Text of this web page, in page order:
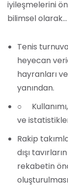
iyileşmelerini
bilimsel olarak…
Tenis
heyecan
hayranları
yanından.
○
ve
Rakip
dışı
rekabetin